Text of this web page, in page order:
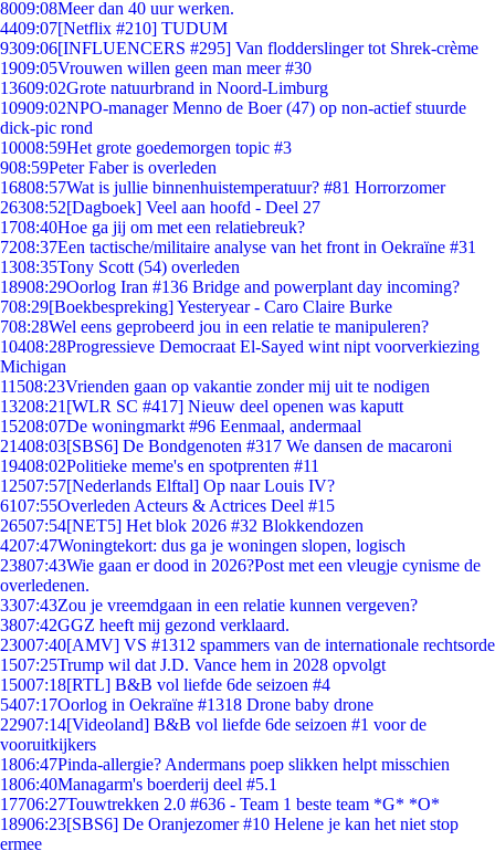
8009:08Meer dan 40 uur werken.
4409:07[Netflix #210] TUDUM
9309:06[INFLUENCERS #295] Van flodderslinger tot Shrek-crème
1909:05Vrouwen willen geen man meer #30
13609:02Grote natuurbrand in Noord-Limburg
10909:02NPO-manager Menno de Boer (47) op non-actief stuurde
dick-pic rond
10008:59Het grote goedemorgen topic #3
908:59Peter Faber is overleden
16808:57Wat is jullie binnenhuistemperatuur? #81 Horrorzomer
26308:52[Dagboek] Veel aan hoofd - Deel 27
1708:40Hoe ga jij om met een relatiebreuk?
7208:37Een tactische/militaire analyse van het front in Oekraïne #31
1308:35Tony Scott (54) overleden
18908:29Oorlog Iran #136 Bridge and powerplant day incoming?
708:29[Boekbespreking] Yesteryear - Caro Claire Burke
708:28Wel eens geprobeerd jou in een relatie te manipuleren?
10408:28Progressieve Democraat El-Sayed wint nipt voorverkiezing
Michigan
11508:23Vrienden gaan op vakantie zonder mij uit te nodigen
13208:21 [WLR SC #417] Nieuw deel openen was kaputt
15208:07De woningmarkt #96 Eenmaal, andermaal
21408:03[SBS6] De Bondgenoten #317 We dansen de macaroni
19408:02Politieke meme's en spotprenten #11
12507:57[Nederlands Elftal] Op naar Louis IV?
6107:55Overleden Acteurs & Actrices Deel #15
26507:54[NET5] Het blok 2026 #32 Blokkendozen
4207:47Woningtekort: dus ga je woningen slopen, logisch
23807:43Wie gaan er dood in 2026?Post met een vleugje cynisme de
overledenen.
3307:43Zou je vreemdgaan in een relatie kunnen vergeven?
3807:42GGZ heeft mij gezond verklaard.
23007:40[AMV] VS #1312 spammers van de internationale rechtsorde
1507:25Trump wil dat J.D. Vance hem in 2028 opvolgt
15007:18[RTL] B&B vol liefde 6de seizoen #4
5407:17Oorlog in Oekraïne #1318 Drone baby drone
22907:14[Videoland] B&B vol liefde 6de seizoen #1 voor de
vooruitkijkers
1806:47Pinda-allergie? Andermans poep slikken helpt misschien
1806:40Managarm's boerderij deel #5.1
17706:27Touwtrekken 2.0 #636 - Team 1 beste team *G* *O*
18906:23[SBS6] De Oranjezomer #10 Helene je kan het niet stop
ermee